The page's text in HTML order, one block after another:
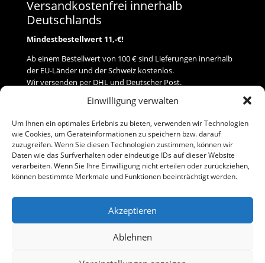
Einwilligung verwalten
Um Ihnen ein optimales Erlebnis zu bieten, verwenden wir Technologien
wie Cookies, um Geräteinformationen zu speichern bzw. darauf
zuzugreifen. Wenn Sie diesen Technologien zustimmen, können wir
Daten wie das Surfverhalten oder eindeutige IDs auf dieser Website
verarbeiten. Wenn Sie Ihre Einwilligung nicht erteilen oder zurückziehen,
können bestimmte Merkmale und Funktionen beeinträchtigt werden.
Akzeptieren
Ablehnen
Versandkostenfrei innerhalb
Deutschlands
Mindestbestellwert 11,-€!
Ab einem Bestellwert von 100 € sind Lieferungen innerhalb
der EU-Länder und der Schweiz kostenlos.
Wir versenden per DHL und Deutscher Post.
Versand
Zahlung
Baumann Modellspielwaren
Telefon (0 91 61) 33 84